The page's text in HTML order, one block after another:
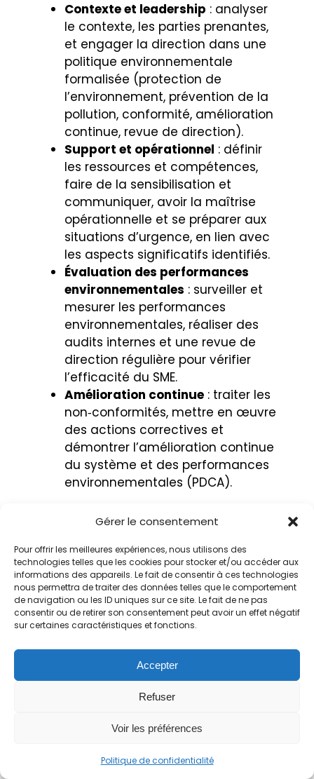
Gérer le consentement
Pour offrir les meilleures expériences, nous utilisons des
technologies telles que les cookies pour stocker et/ou accéder aux
informations des appareils. Le fait de consentir à ces technologies
nous permettra de traiter des données telles que le comportement
de navigation ou les ID uniques sur ce site. Le fait de ne pas
consentir ou de retirer son consentement peut avoir un effet négatif
sur certaines caractéristiques et fonctions.
Accepter
Refuser
Voir les préférences
Politique de confidentialité
Contexte et leadership : analyser
le contexte, les parties prenantes,
et engager la direction dans une
politique environnementale
formalisée (protection de
l’environnement, prévention de la
pollution, conformité, amélioration
continue, revue de direction).
Support et opérationnel : définir
les ressources et compétences,
faire de la sensibilisation et
communiquer, avoir la maîtrise
opérationnelle et se préparer aux
situations d’urgence, en lien avec
les aspects significatifs identifiés.
Évaluation des performances
environnementales : surveiller et
mesurer les performances
environnementales, réaliser des
audits internes et une revue de
direction régulière pour vérifier
l’efficacité du SME.
Amélioration continue : traiter les
non‑conformités, mettre en œuvre
des actions correctives et
démontrer l’amélioration continue
du système et des performances
environnementales (PDCA).
analyse environnementale doit donc :
couvrir l’ensemble des activités et
situations pertinentes,
identifier et hiérarchiser les
aspects significatifs,
intégrer les exigences légales
(Code de l’environnement, ICPE,
et déboucher sur des objectifs et
actions suivis dans le temps.